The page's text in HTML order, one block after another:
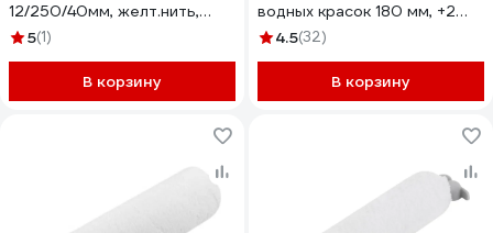
12/250/40мм, желт.нить,
D6мм ЛА-00003683
5(1)
В корзину
водных красок 180 мм, +2
сменные шубки 180-42+2
4.5(32)
В корзину